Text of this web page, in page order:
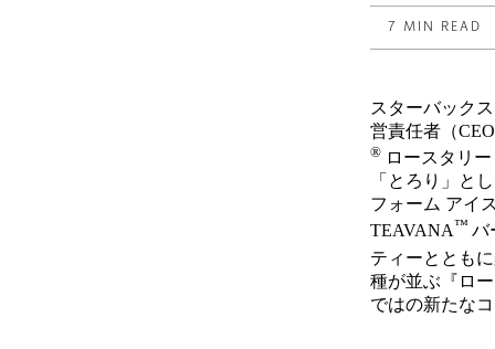
7 MIN READ
スターバック
営責任者（
®ロースタリー
「とろり」と
フォーム アイ
TEAVANA™ バ
ティーととも
種が並ぶ『ロ
ではの新たな